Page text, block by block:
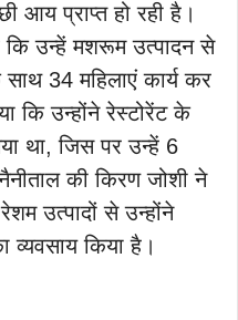
आय प्राप्त हो रही है।
कि उन्हें मशरूम उत्पादन से
34 महिलाएं कार्य कर
कि उन्होंने रेस्टोरेंट के
था, जिस पर उन्हें 6
की किरण जोशी ने
उत्पादों से उन्होंने
किया है।